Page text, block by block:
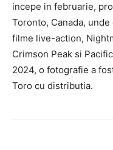
incepe in februarie,
Toronto, Canada,
filme live-action,
Crimson Peak si
2024, o fotografie a
Toro cu distributia.